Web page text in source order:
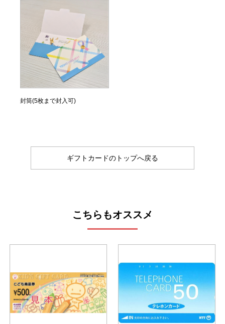
封筒(5枚まで封入可)
ギフトカードのトップへ戻る
こちらもオススメ